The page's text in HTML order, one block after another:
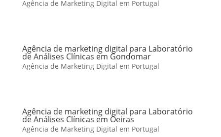
Agência de Marketing Digital em Portugal
Agência de marketing digital para Laboratório
de Análises Clínicas em Gondomar
Agência de Marketing Digital em Portugal
Agência de marketing digital para Laboratório
de Análises Clínicas em Oeiras
Agência de Marketing Digital em Portugal